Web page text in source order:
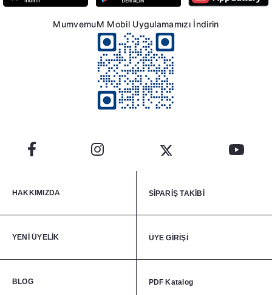
MumvemuM Mobil Uygulamamızı İndirin
HAKKIMIZDA SİPARİŞ TAKİBİ
YENİ ÜYELİK ÜYE GİRİŞİ
BLOG PDF Katalog